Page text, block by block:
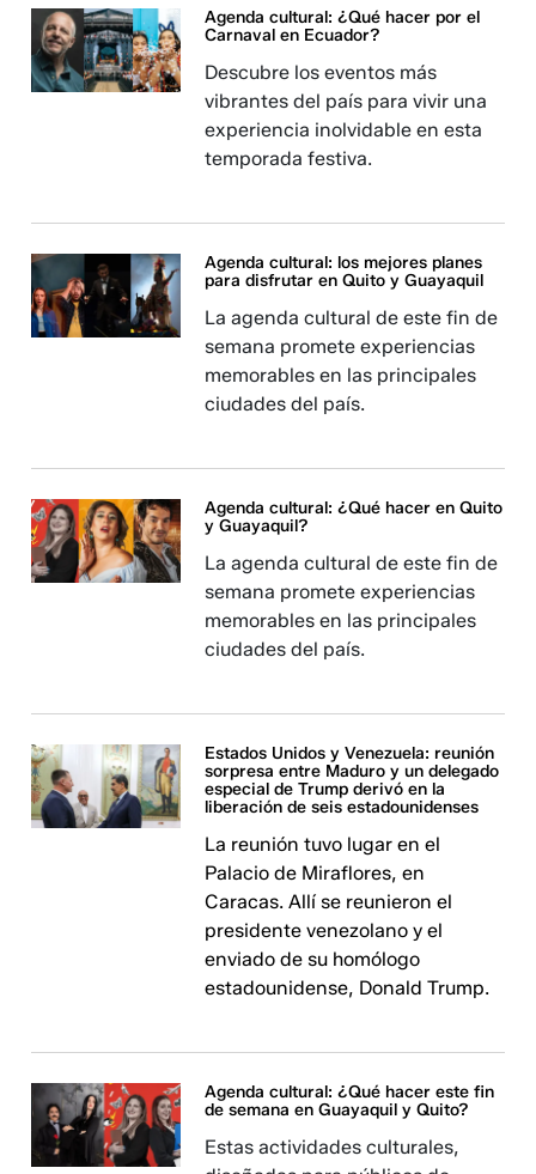
Agenda cultural: ¿Qué hacer por el
Carnaval en Ecuador?
Descubre los eventos más
vibrantes del país para vivir una
experiencia inolvidable en esta
temporada festiva.
Agenda cultural: los mejores planes
para disfrutar en Quito y Guayaquil
La agenda cultural de este fin de
semana promete experiencias
memorables en las principales
ciudades del país.
Agenda cultural: ¿Qué hacer en Quito
y Guayaquil?
La agenda cultural de este fin de
semana promete experiencias
memorables en las principales
ciudades del país.
Estados Unidos y Venezuela: reunión
sorpresa entre Maduro y un delegado
especial de Trump derivó en la
liberación de seis estadounidenses
La reunión tuvo lugar en el
Palacio de Miraflores, en
Caracas. Allí se reunieron el
presidente venezolano y el
enviado de su homólogo
estadounidense, Donald Trump.
Agenda cultural: ¿Qué hacer este fin
de semana en Guayaquil y Quito?
Estas actividades culturales,